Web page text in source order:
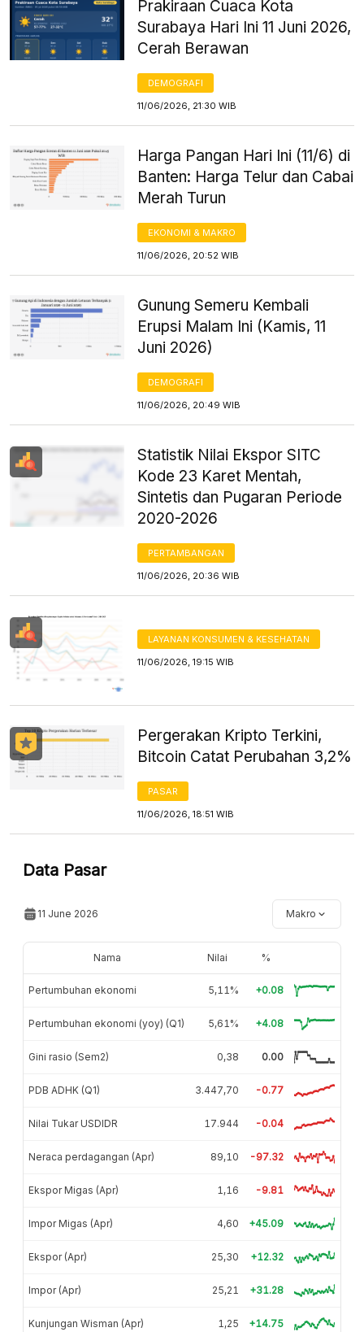
Prakiraan Cuaca Kota
Surabaya Hari Ini 11 Juni 2026,
Cerah Berawan
DEMOGRAFI
11/06/2026, 21:30 WIB
Harga Pangan Hari Ini (11/6) di
Banten: Harga Telur dan Cabai
Merah Turun
EKONOMI & MAKRO
11/06/2026, 20:52 WIB
Gunung Semeru Kembali
Erupsi Malam Ini (Kamis, 11
Juni 2026)
DEMOGRAFI
11/06/2026, 20:49 WIB
Statistik Nilai Ekspor SITC
Kode 23 Karet Mentah,
Sintetis dan Pugaran Periode
2020-2026
PERTAMBANGAN
11/06/2026, 20:36 WIB
LAYANAN KONSUMEN & KESEHATAN
11/06/2026, 19:15 WIB
Pergerakan Kripto Terkini,
Bitcoin Catat Perubahan 3,2%
PASAR
11/06/2026, 18:51 WIB
Data Pasar
11 June 2026 Makro
Nama Nilai %
Pertumbuhan ekonomi 5,11% +0.08
Pertumbuhan ekonomi (yoy) (Q1) 5,61% +4.08
Gini rasio (Sem2) 0,38 0.00
PDB ADHK (Q1) 3.447,70 -0.77
Nilai Tukar USDIDR 17.944 -0.04
Neraca perdagangan (Apr) 89,10 -97.32
Ekspor Migas (Apr) 1,16 -9.81
Impor Migas (Apr) 4,60 +45.09
Ekspor (Apr) 25,30 +12.32
Impor (Apr) 25,21 +31.28
Kunjungan Wisman (Apr) 1,25 +14.75